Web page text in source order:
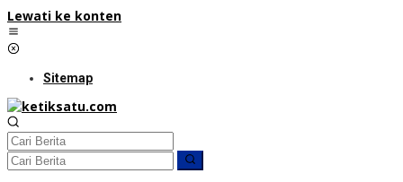
Lewati ke konten
Sitemap